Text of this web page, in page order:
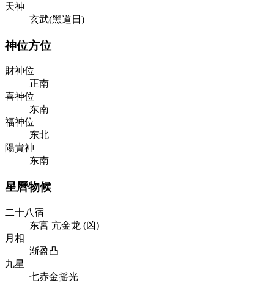
天神
玄武(黑道日)
神位方位
財神位
正南
喜神位
东南
福神位
东北
陽貴神
东南
星曆物候
二十八宿
东宮 亢金龙 (凶)
月相
渐盈凸
九星
七赤金摇光